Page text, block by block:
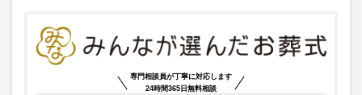
専門相談員が丁寧に対応します
24時間365日無料相談